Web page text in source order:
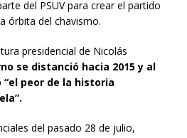
del PSUV para crear el partido
órbita del chavismo.
presidencial de Nicolás
se distanció hacia 2015 y al
peor de la historia
del pasado 28 de julio,